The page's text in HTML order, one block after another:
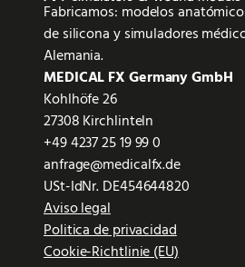
Fabricamos: modelos
de silicona y simuladores
Alemania.
MEDICAL FX Germany GmbH
Kohlhöfe 26
27308 Kirchlinteln
+49 4237 25 19 99 0
anfrage@medicalfx.de
USt-IdNr. DE454644820
Aviso legal
Politica de privacidad
Cookie-Richtlinie (EU)